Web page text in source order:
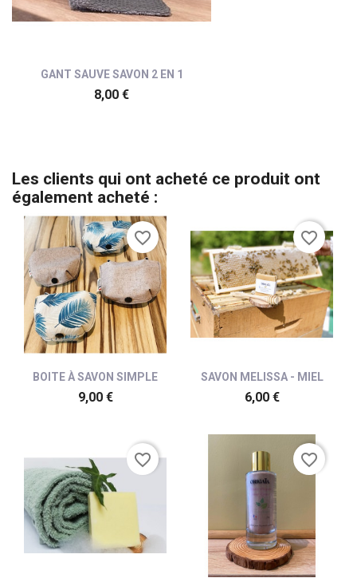
GANT SAUVE SAVON 2 EN 1
8,00 €
Les clients qui ont acheté ce produit ont
également acheté :
BOITE À SAVON SIMPLE
9,00 €
favorite_border
SAVON MELISSA - MIEL
6,00 €
favorite_border
favorite_border favorite_border